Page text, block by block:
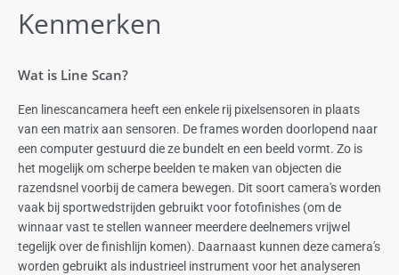
Kenmerken
Wat is Line Scan?
Een linescancamera heeft een enkele rij pixelsensoren in plaats
van een matrix aan sensoren. De frames worden doorlopend naar
een computer gestuurd die ze bundelt en een beeld vormt. Zo is
het mogelijk om scherpe beelden te maken van objecten die
razendsnel voorbij de camera bewegen. Dit soort camera's worden
vaak bij sportwedstrijden gebruikt voor fotofinishes (om de
winnaar vast te stellen wanneer meerdere deelnemers vrijwel
tegelijk over de finishlijn komen). Daarnaast kunnen deze camera's
worden gebruikt als industrieel instrument voor het analyseren